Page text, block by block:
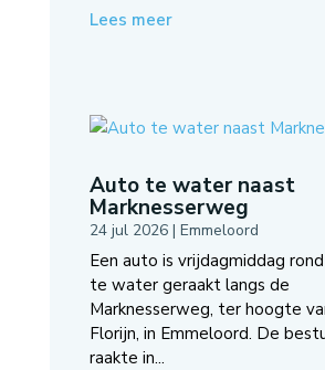
Lees meer
Auto te water naast
Marknesserweg
24 jul 2026| Emmeloord
Een auto is vrijdagmiddag
te water geraakt langs de
Marknesserweg, ter hoogte
Florijn, in Emmeloord. De
raakte in...